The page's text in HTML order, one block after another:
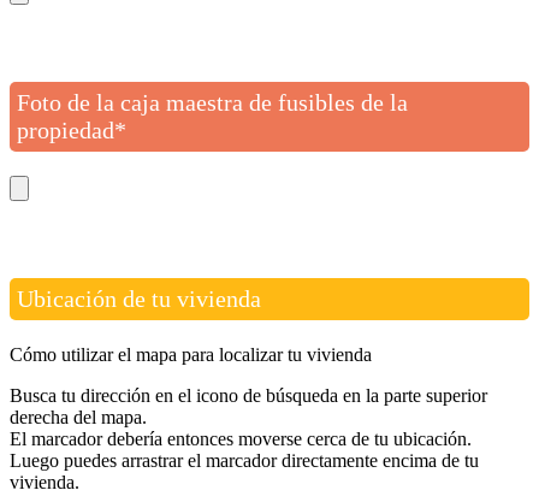
Foto de la caja maestra de fusibles de la
propiedad*
Ubicación de tu vivienda
Cómo utilizar el mapa para localizar tu vivienda
Busca tu dirección en el icono de búsqueda en la parte superior
derecha del mapa.
El marcador debería entonces moverse cerca de tu ubicación.
Luego puedes arrastrar el marcador directamente encima de tu
vivienda.